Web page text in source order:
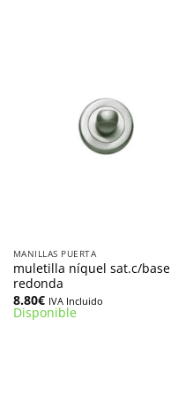
MANILLAS PUERTA
muletilla níquel sat.c/base
redonda
8.80€ IVA Incluido
Disponible